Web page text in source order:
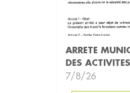
ARRETE
DES
7/8/26